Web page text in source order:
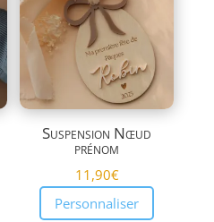
Suspension Nœud
prénom
11,90€
Personnaliser